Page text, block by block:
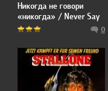
Никогда не говори
«никогда» / Never Say
Never Again
0